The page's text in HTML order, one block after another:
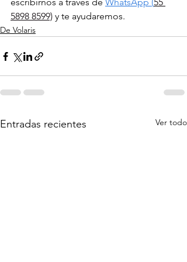
5898 8599) y te ayudaremos.
De Volaris
Entradas recientes Ver todo